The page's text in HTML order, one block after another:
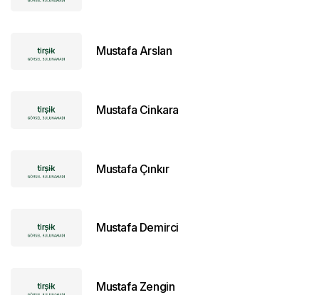
Mustafa Arslan
Mustafa Cinkara
Mustafa Çınkır
Mustafa Demirci
Mustafa Zengin